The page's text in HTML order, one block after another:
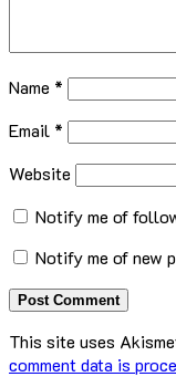
Name *
Email *
Website
Notify me of
Notify me of new
This site uses
comment data is